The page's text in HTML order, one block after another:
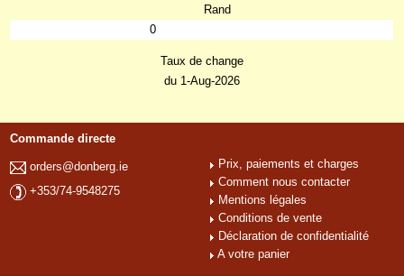
Rand
0
Taux de change
du 1-Aug-2026
Commande directe
orders@donberg.ie
+353/74-9548275
Prix, paiements et charges
Comment nous contacter
Mentions légales
Conditions de vente
Déclaration de confidentialité
A votre panier